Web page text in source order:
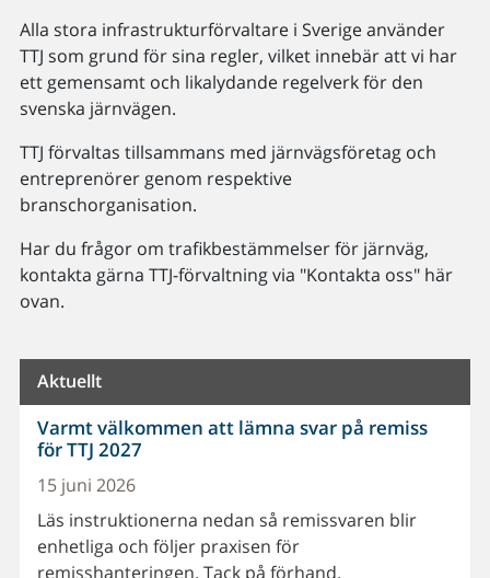
Alla stora infrastrukturförvaltare i Sverige använder
TTJ som grund för sina regler, vilket innebär att vi har
ett gemensamt och likalydande regelverk för den
svenska järnvägen.
TTJ förvaltas tillsammans med järnvägsföretag och
entreprenörer genom respektive
branschorganisation.
Har du frågor om trafikbestämmelser för järnväg,
kontakta gärna TTJ-förvaltning via "Kontakta oss" här
ovan.
Aktuellt
Varmt välkommen att lämna svar på remiss
för TTJ 2027
15 juni 2026
Läs instruktionerna nedan så remissvaren blir
enhetliga och följer praxisen för
remisshanteringen. Tack på förhand.